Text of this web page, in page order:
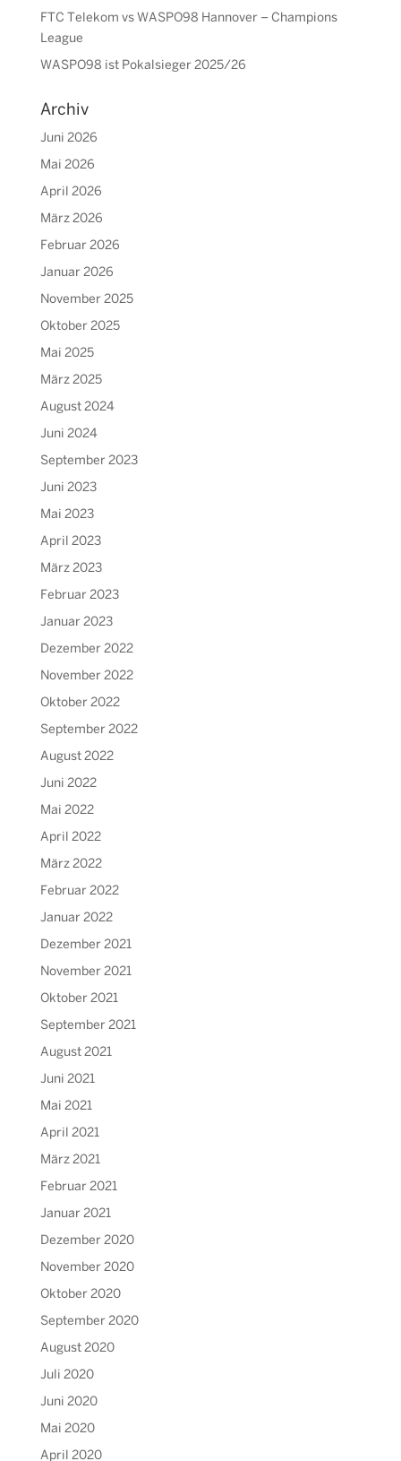
FTC Telekom vs WASPO98 Hannover – Champions
League
WASPO98 ist Pokalsieger 2025/26
Archiv
Juni 2026
Mai 2026
April 2026
März 2026
Februar 2026
Januar 2026
November 2025
Oktober 2025
Mai 2025
März 2025
August 2024
Juni 2024
September 2023
Juni 2023
Mai 2023
April 2023
März 2023
Februar 2023
Januar 2023
Dezember 2022
November 2022
Oktober 2022
September 2022
August 2022
Juni 2022
Mai 2022
April 2022
März 2022
Februar 2022
Januar 2022
Dezember 2021
November 2021
Oktober 2021
September 2021
August 2021
Juni 2021
Mai 2021
April 2021
März 2021
Februar 2021
Januar 2021
Dezember 2020
November 2020
Oktober 2020
September 2020
August 2020
Juli 2020
Juni 2020
Mai 2020
April 2020